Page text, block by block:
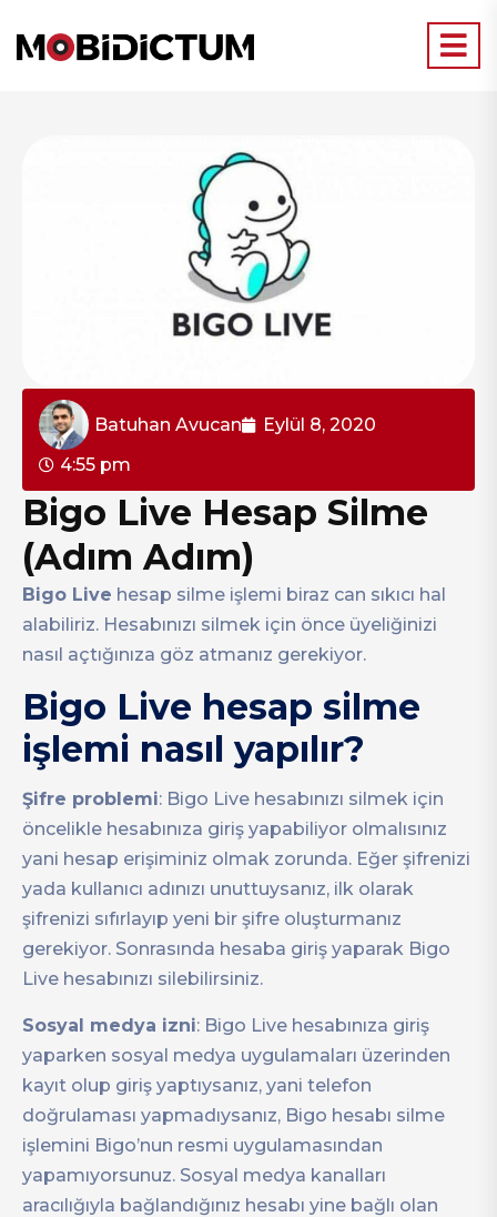
Batuhan Avucan
Eylül 8, 2020
4:55 pm
Bigo Live Hesap Silme
(Adım Adım)
Bigo Live hesap silme işlemi biraz can sıkıcı hal
alabiliriz. Hesabınızı silmek için önce üyeliğinizi
nasıl açtığınıza göz atmanız gerekiyor.
Bigo Live hesap silme
işlemi nasıl yapılır?
Şifre problemi: Bigo Live hesabınızı silmek için
öncelikle hesabınıza giriş yapabiliyor olmalısınız
yani hesap erişiminiz olmak zorunda. Eğer şifrenizi
yada kullanıcı adınızı unuttuysanız, ilk olarak
şifrenizi sıfırlayıp yeni bir şifre oluşturmanız
gerekiyor. Sonrasında hesaba giriş yaparak Bigo
Live hesabınızı silebilirsiniz.
Sosyal medya izni: Bigo Live hesabınıza giriş
yaparken sosyal medya uygulamaları üzerinden
kayıt olup giriş yaptıysanız, yani telefon
doğrulaması yapmadıysanız, Bigo hesabı silme
işlemini Bigo’nun resmi uygulamasından
yapamıyorsunuz. Sosyal medya kanalları
aracılığıyla bağlandığınız hesabı yine bağlı olan